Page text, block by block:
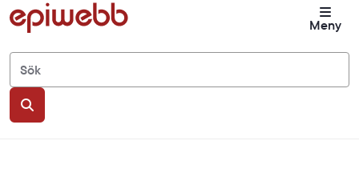
Meny
Sök